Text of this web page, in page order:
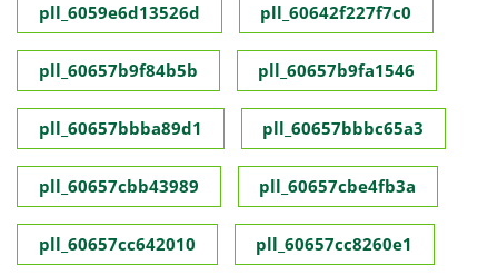
pll_6059e6d13526d pll_60642f227f7c0
pll_60657b9f84b5b pll_60657b9fa1546
pll_60657bbba89d1 pll_60657bbbc65a3
pll_60657cbb43989 pll_60657cbe4fb3a
pll_60657cc642010 pll_60657cc8260e1